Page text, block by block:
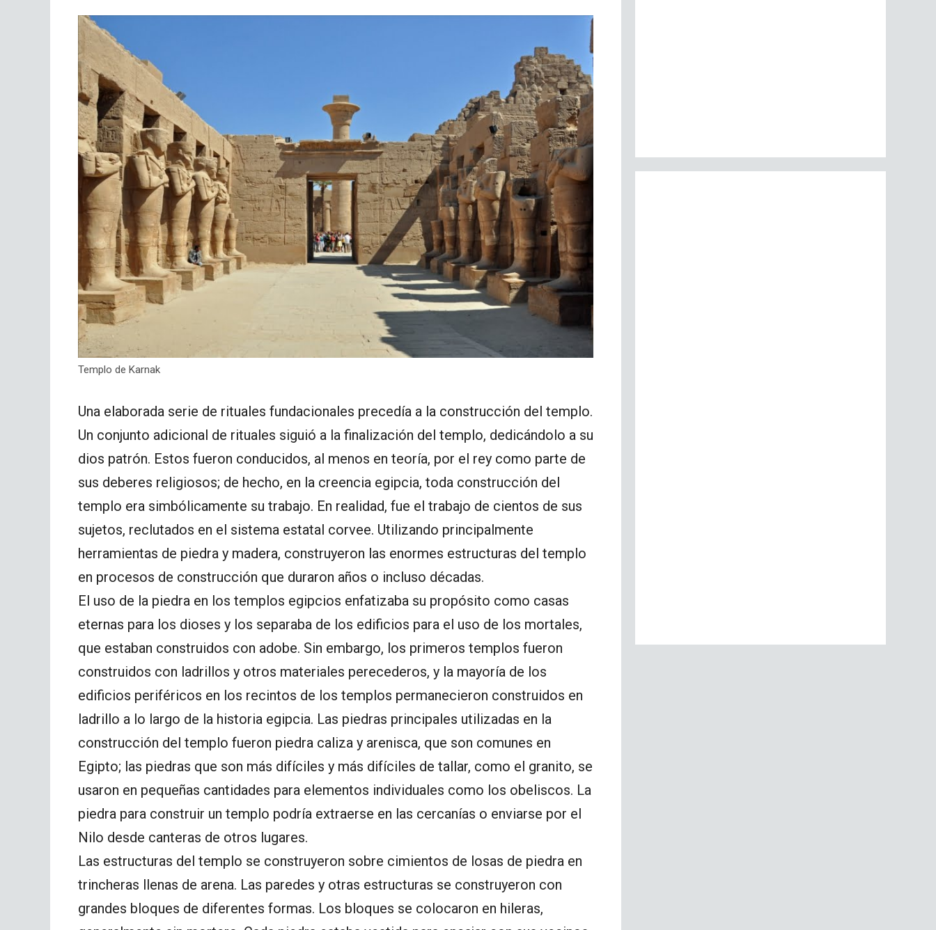
Templo de Karnak
Una elaborada serie de rituales fundacionales precedía a la construcción del templo.
Un conjunto adicional de rituales siguió a la finalización del templo, dedicándolo a su
dios patrón. Estos fueron conducidos, al menos en teoría, por el rey como parte de
sus deberes religiosos; de hecho, en la creencia egipcia, toda construcción del
templo era simbólicamente su trabajo. En realidad, fue el trabajo de cientos de sus
sujetos, reclutados en el sistema estatal corvee. Utilizando principalmente
herramientas de piedra y madera, construyeron las enormes estructuras del templo
en procesos de construcción que duraron años o incluso décadas.
El uso de la piedra en los templos egipcios enfatizaba su propósito como casas
eternas para los dioses y los separaba de los edificios para el uso de los mortales,
que estaban construidos con adobe. Sin embargo, los primeros templos fueron
construidos con ladrillos y otros materiales perecederos, y la mayoría de los
edificios periféricos en los recintos de los templos permanecieron construidos en
ladrillo a lo largo de la historia egipcia. Las piedras principales utilizadas en la
construcción del templo fueron piedra caliza y arenisca, que son comunes en
Egipto; las piedras que son más difíciles y más difíciles de tallar, como el granito, se
usaron en pequeñas cantidades para elementos individuales como los obeliscos. La
piedra para construir un templo podría extraerse en las cercanías o enviarse por el
Nilo desde canteras de otros lugares.
Las estructuras del templo se construyeron sobre cimientos de losas de piedra en
trincheras llenas de arena. Las paredes y otras estructuras se construyeron con
grandes bloques de diferentes formas. Los bloques se colocaron en hileras,